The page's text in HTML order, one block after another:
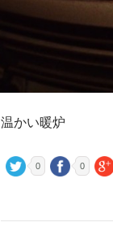
温かい暖炉
0 0